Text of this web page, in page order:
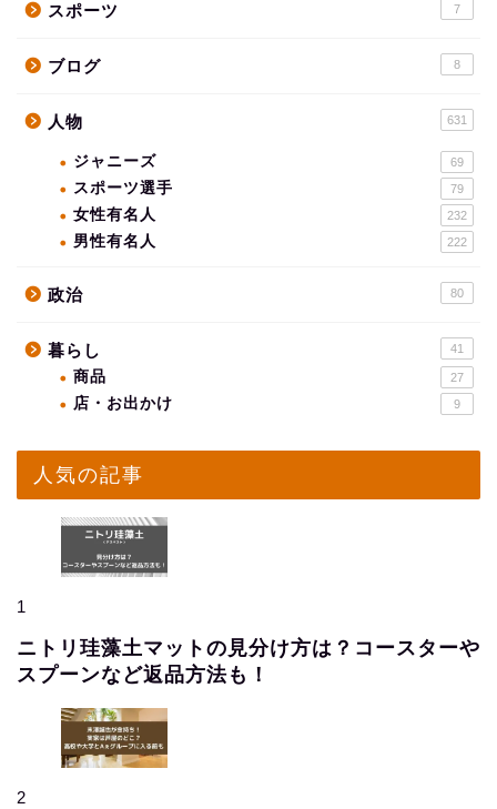
スポーツ 7
ブログ 8
人物 631
ジャニーズ 69
スポーツ選手 79
女性有名人 232
男性有名人 222
政治 80
暮らし 41
商品 27
店・お出かけ 9
人気の記事
1
ニトリ珪藻土マットの見分け方は？コースターや
スプーンなど返品方法も！
2